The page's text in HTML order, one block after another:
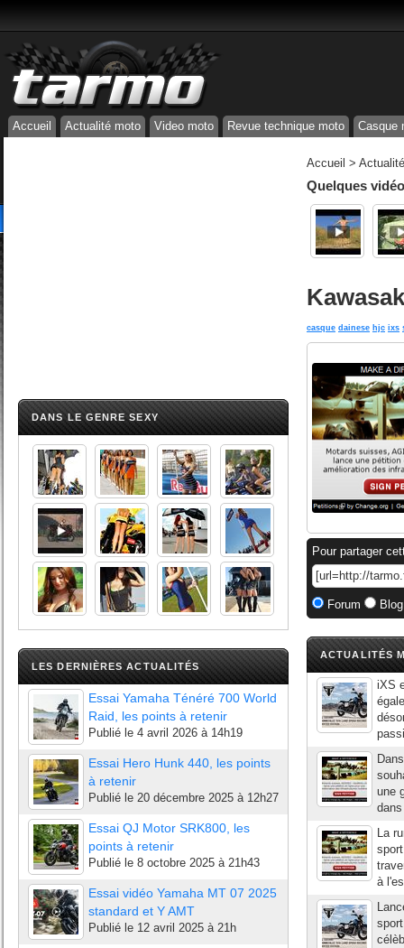
Accueil Actualité moto Video moto Revue technique moto Casque
DANS LE GENRE SEXY
LES DERNIÈRES ACTUALITÉS
Essai Yamaha Ténéré 700 World
Raid, les points à retenir
Publié le 4 avril 2026 à 14h19
Essai Hero Hunk 440, les points
à retenir
Publié le 20 décembre 2025 à 12h27
Essai QJ Motor SRK800, les
points à retenir
Publié le 8 octobre 2025 à 21h43
Essai vidéo Yamaha MT 07 2025
standard et Y AMT
Publié le 12 avril 2025 à 21h
Accueil >
Quelques
casque dainese hjc ixs
Pour partager
Forum
ACTUALITÉS
iXS
une
La
à